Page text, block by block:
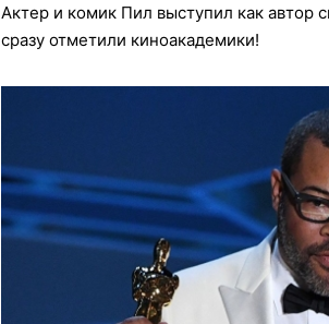
Актер и комик Пил выступил как автор
сразу отметили киноакадемики!